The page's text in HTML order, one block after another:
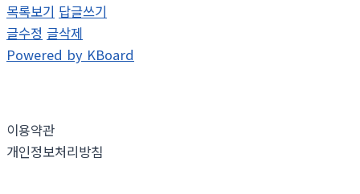
목록보기 답글쓰기
글수정 글삭제
Powered by KBoard
이용약관
개인정보처리방침